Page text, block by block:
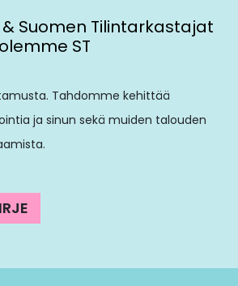
Suomen Tilintarkastajat
ST
Tahdomme kehittää
ja sinun sekä muiden talouden